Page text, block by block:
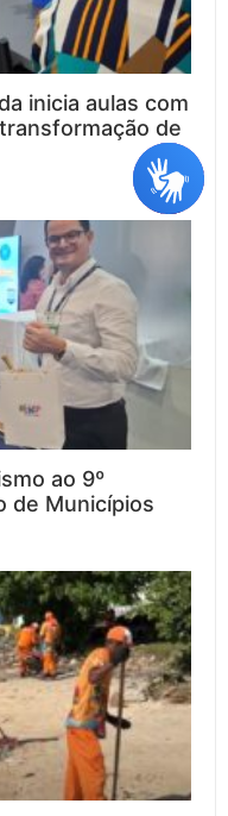
inicia aulas com
de
ao 9º
de Municípios